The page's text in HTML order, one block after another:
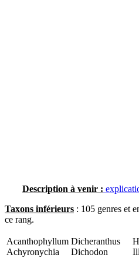
Description à venir :
Taxons inférieurs : 105 genres et
ce rang.
Acanthophyllum
Achyronychia
Dicheranthus
Dichodon